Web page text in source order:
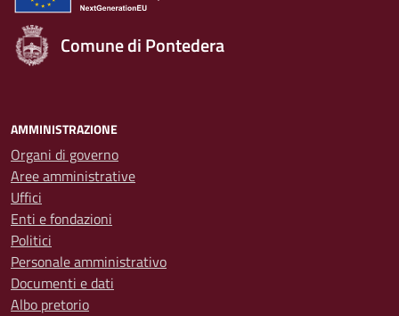
Comune di Pontedera
AMMINISTRAZIONE
Organi di governo
Aree amministrative
Uffici
Enti e fondazioni
Politici
Personale amministrativo
Documenti e dati
Albo pretorio